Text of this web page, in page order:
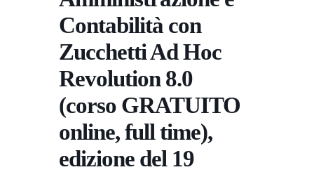
Contabilità con
Zucchetti Ad Hoc
Revolution 8.0
(corso GRATUITO
online, full time),
edizione del 19